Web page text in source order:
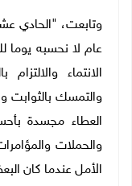
وتابعت، "الحادي
عام لا نحسبه يوما
الانتماء
والتمسك بالثوابت
العطاء مجسدة
والحملات
الأمل عندما كان